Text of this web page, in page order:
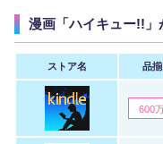
漫画「ハイキュー!!」
ストア名 品揃
600